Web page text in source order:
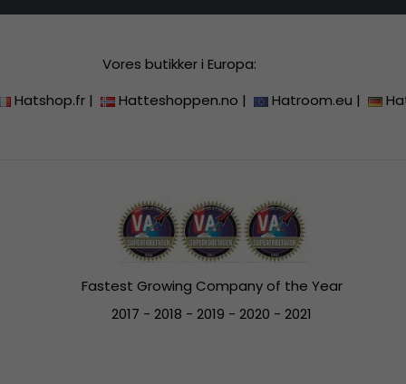
Vores butikker i Europa:
Hatshop.fr | Hatteshoppen.no | Hatroom.eu |
Fastest Growing Company of the Year
2017 - 2018 - 2019 - 2020 - 2021